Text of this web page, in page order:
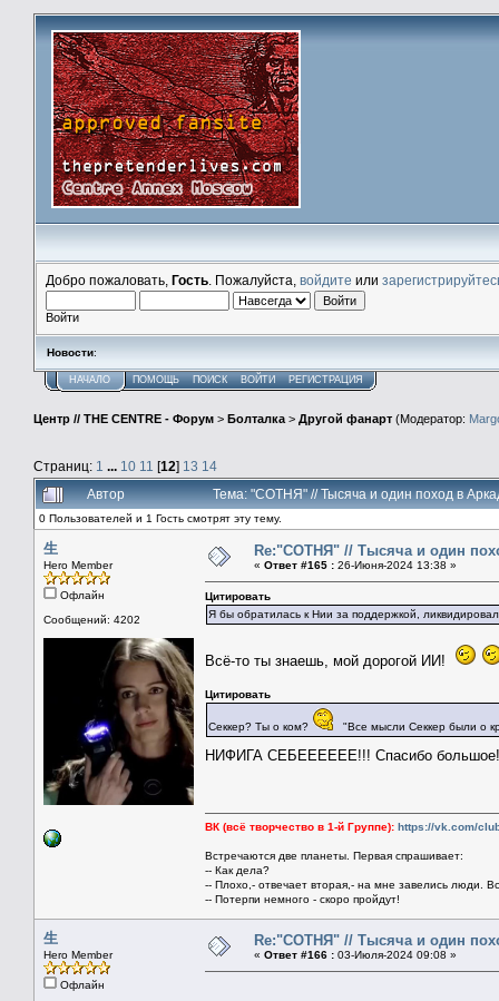
Добро пожаловать, Гость . Пожалуйста, войдите или
Войти
Новости:
НАЧАЛО ПОМОЩЬ ПОИСК ВОЙТИ РЕГИСТРАЦИЯ
Центр // THE CENTRE - Форум > Болталка > Другой фанарт (Модератор:
Страниц: 1 ... 10 11 [12] 13 14
Автор
Тема: "СОТНЯ" // Тысяча и один поход в
0 Пользователей и 1 Гость смотрят эту тему.
生
Hero Member
Офлайн
Сообщений: 4202
Re:"СОТНЯ" // Тысяча и один
« Ответ #165 : 26-Июня-2024 13:38 »
Цитировать
Я бы обратилась к Нии за поддержкой,
Всё-то ты знаешь, мой дорогой ИИ!
Цитировать
Секкер? Ты о ком? "Все мысли Секкер были о
НИФИГА СЕБЕЕЕЕЕЕ!!! Спасибо
ВК (всё творчество в 1-й Группе): https://vk.com/
Встречаются две планеты. Первая спрашивает:
-- Как дела?
-- Плохо,- отвечает вторая,- на мне завелись люди.
-- Потерпи немного - скоро пройдут!
生
Hero Member
Офлайн
Re:"СОТНЯ" // Тысяча и один
« Ответ #166 : 03-Июля-2024 09:08 »